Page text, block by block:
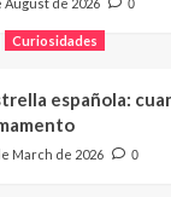
0
Curiosidades
española:
March de 2026 0